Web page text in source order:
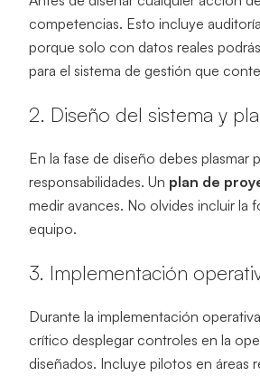
competencias. Esto incluye
porque solo con datos reales
para el sistema de gestión que
2. Diseño del sistema y
En la fase de diseño debes
responsabilidades. Un plan de
medir avances. No olvides incluir la
equipo.
3. Implementación
Durante la implementación
crítico desplegar controles en la
diseñados. Incluye pilotos en áreas